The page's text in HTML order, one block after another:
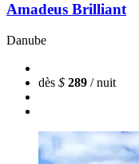
Amadeus Brilliant
Danube
dès $ 289 / nuit